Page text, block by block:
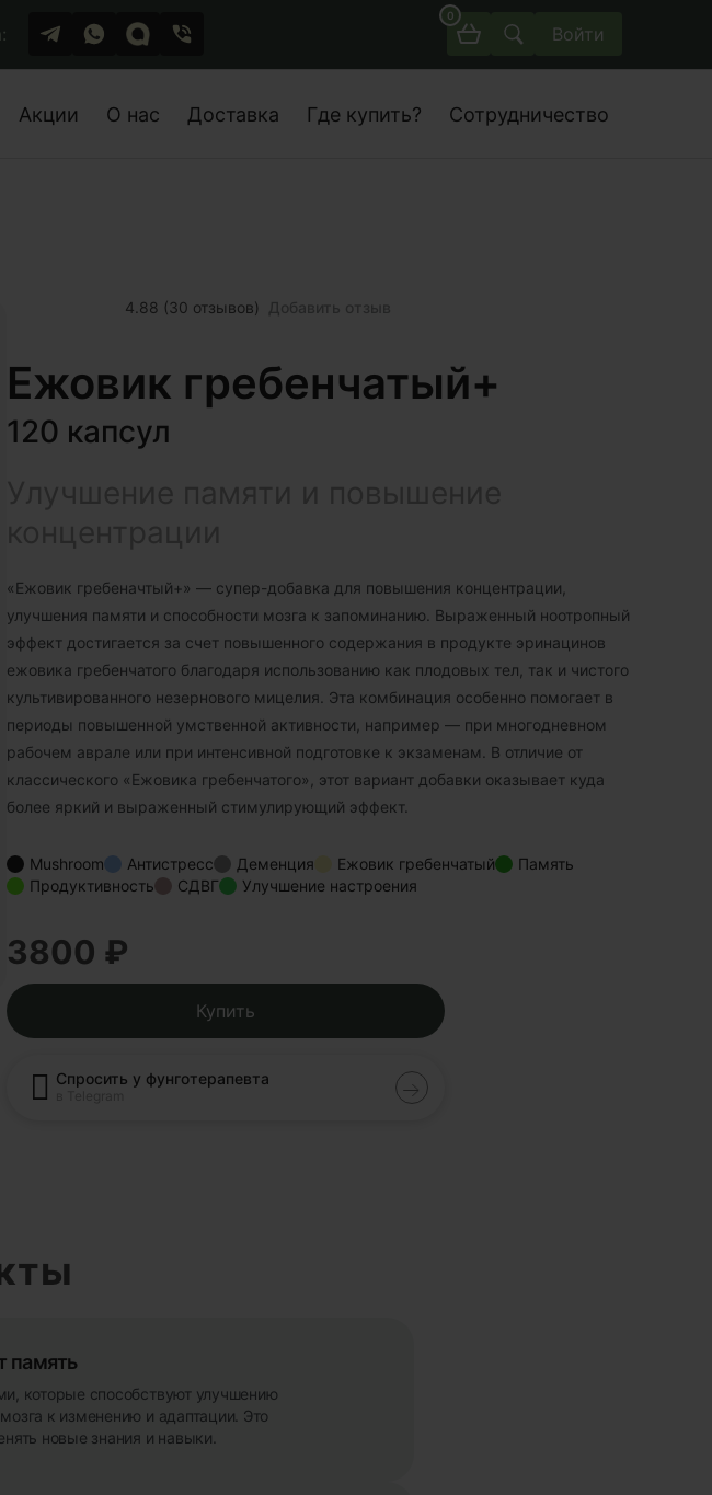
0
Войти
Акции О нас Доставка Где купить? Сотрудничество
4.88 (30 отзывов) Добавить отзыв
Ежовик гребенчатый+
120 капсул
«Ежовик гребеначтый+» — супер-добавка для повышения концентрации,
улучшения памяти и способности мозга к запоминанию. Выраженный ноотропный
эффект достигается за счет повышенного содержания в продукте эринацинов
ежовика гребенчатого благодаря использованию как плодовых тел, так и чистого
культивированного незернового мицелия. Эта комбинация особенно помогает в
периоды повышенной умственной активности, например — при многодневном
рабочем аврале или при интенсивной подготовке к экзаменам. В отличие от
классического «Ежовика гребенчатого», этот вариант добавки оказывает куда
более яркий и выраженный стимулирующий эффект.
Mushroom Антистресс Деменция Ежовик гребенчатый
Память
Продуктивность
СДВГ Улучшение настроения
3800 ₽
Купить
Спросить у фунготерапевта
память
которые способствуют улучшению
к изменению и адаптации. Это
новые знания и навыки.